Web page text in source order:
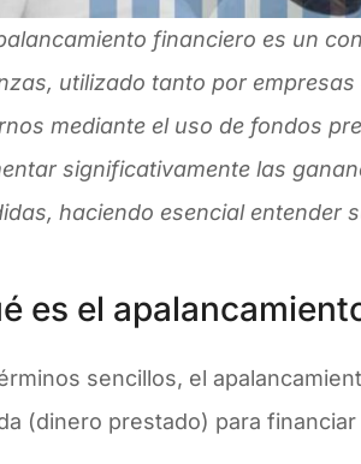
financiero es un
utilizado tanto por
mediante el uso de fondos
significativamente las
haciendo esencial entender
es el
sencillos, el
(dinero prestado) para